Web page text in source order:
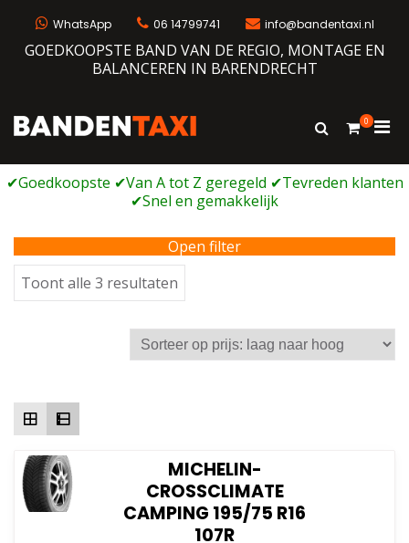
WhatsApp 06 14799741 info@bandentaxi.nl
GOEDKOOPSTE BAND VAN DE REGIO, MONTAGE EN
BALANCEREN IN BARENDRECHT
Bandengarage met eigen webshop
Toon
0
voor
Open filter
Toont alle 3 resultaten
op
prijs:
laag
MICHELIN-
CROSSCLIMATE
CAMPING 195/75 R16
107R